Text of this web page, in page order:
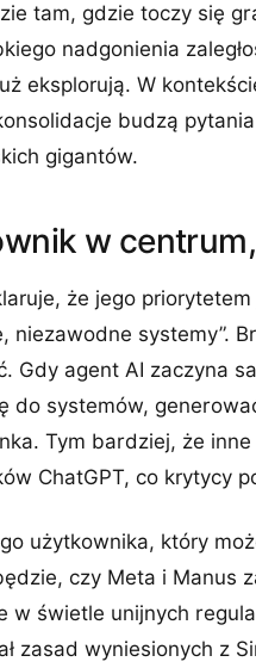
tam, gdzie toczy się
nadgonienia
eksplorują. W
budzą
gigantów.
w
że jego
niezawodne systemy”.
Gdy agent AI zaczyna
do systemów,
Tym bardziej, że
ChatGPT, co krytycy
użytkownika, który
czy Meta i Manus
w świetle unijnych
zasad wyniesionych z